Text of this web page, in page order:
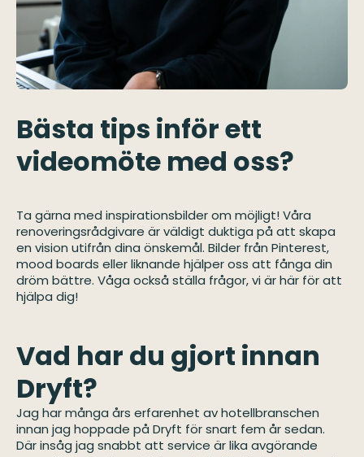
Bästa tips inför ett
videomöte med oss?
Ta gärna med inspirationsbilder om möjligt! Våra
renoveringsrådgivare är väldigt duktiga på att skapa
en vision utifrån dina önskemål. Bilder från Pinterest,
mood boards eller liknande hjälper oss att fånga din
dröm bättre. Våga också ställa frågor, vi är här för att
hjälpa dig!
Vad har du gjort innan
Dryft?
Jag har många års erfarenhet av hotellbranschen
innan jag hoppade på Dryft för snart fem år sedan.
Där insåg jag snabbt att service är lika avgörande